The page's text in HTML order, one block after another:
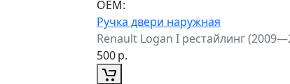
ОЕМ:
Ручка двери наружная
Renault Logan I рестайлинг
500р.